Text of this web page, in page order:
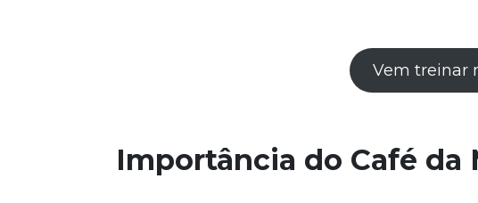
Vem treinar
Importância do Café da